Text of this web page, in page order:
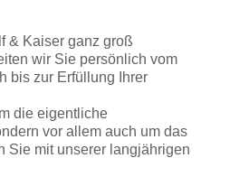
& Kaiser ganz groß
wir Sie persönlich vom
bis zur Erfüllung Ihrer
die eigentliche
vor allem auch um das
Sie mit unserer langjährigen